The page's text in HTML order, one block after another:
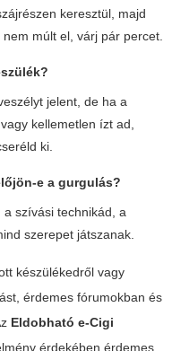
keresztül, majd
múlt el, várj pár percet.
jelent, de ha a
kellemetlen ízt ad,
ki.
e a gurgulás?
a szívási technikád, a
szerepet játszanak.
készülékedről vagy
érdemes fórumokban és
Eldobható e-Cigi
érdekében érdemes